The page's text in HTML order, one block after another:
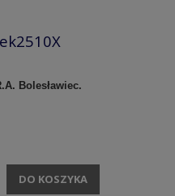
Bolesławiec.
DO KOSZYKA